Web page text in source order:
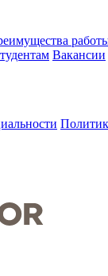
Вакансии